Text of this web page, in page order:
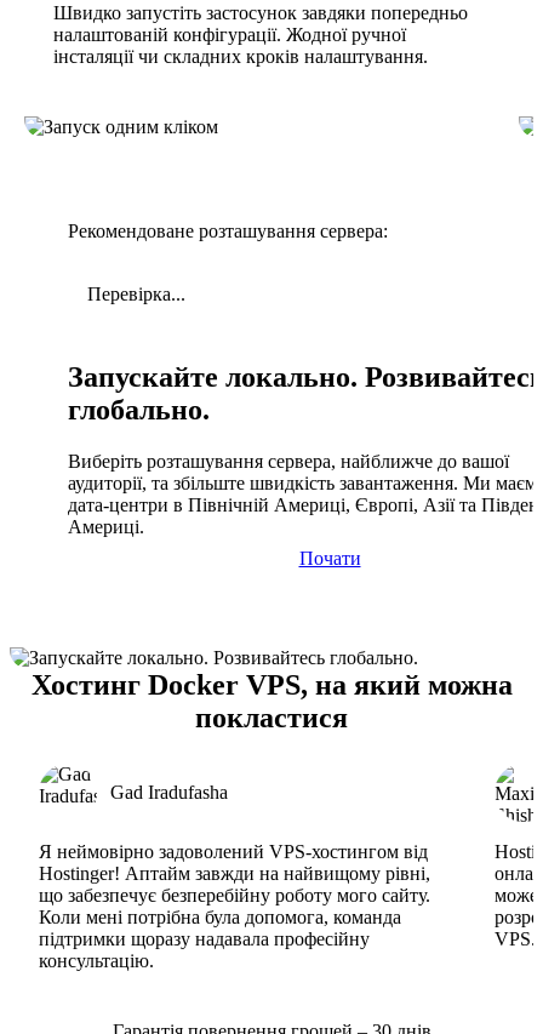
Швидко запустіть застосунок завдяки попередньо
налаштованій конфігурації. Жодної ручної
інсталяції чи складних кроків налаштування.
Рекомендоване розташування сервера:
Перевірка...
Запускайте локально.
глобально.
Виберіть розташування сервера, найближче до вашої
аудиторії, та збільште швидкість завантаження. Ми
дата-центри в Північній Америці, Європі, Азії та
Америці.
Почати
Хостинг Docker VPS, на який можна
покластися
Gad Iradufasha
Я неймовірно задоволений VPS-хостингом від
Hostinger! Аптайм завжди на найвищому рівні,
що забезпечує безперебійну роботу мого сайту.
Коли мені потрібна була допомога, команда
підтримки щоразу надавала професійну
консультацію.
може
VPS.